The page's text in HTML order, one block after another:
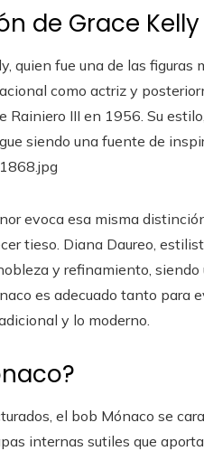
de Grace Kelly
quien fue una de las figuras
como actriz y
III en 1956. Su
siendo una fuente de
evoca esa misma
tieso. Diana Daureo,
y refinamiento,
es adecuado tanto para
y lo moderno.
el bob Mónaco se
internas sutiles que